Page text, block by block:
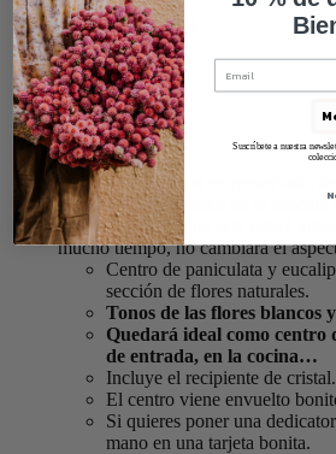
Jarrón Lea
115,00€
El jarrón Lea,
Esta es una versión en preservado
eucalipto que tenemos en la sección
La diferencia es que este estará
mucho tiempo, no cambiará el
Centro de paniculata y
sección de flores naturales.
Tonos de las flores blancos
Quedará ideal como centro
de entrada, en la cocina…
Incluye el recipiente de cristal.
El centro viene envuelto
Si quieres poner una
mano en una tarjeta bonita.
Suscríbete a nuestra